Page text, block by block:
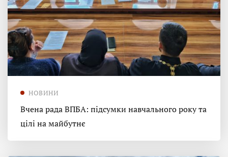
НОВИНИ
Вчена рада ВПБА: підсумки навчального року та
цілі на майбутнє